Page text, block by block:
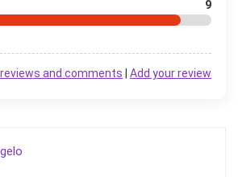
9
Add your review
reviews and comments